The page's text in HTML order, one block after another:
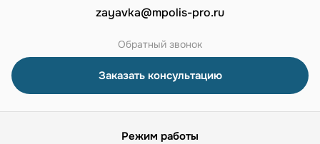
zayavka@mpolis-pro.ru
Обратный звонок
Заказать консультацию
Режим работы